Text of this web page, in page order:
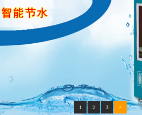
1 2 3 4